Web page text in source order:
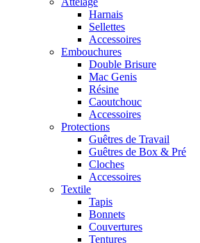
Harnais
Sellettes
Accessoires
Embouchures
Double Brisure
Mac Genis
Résine
Caoutchouc
Accessoires
Protections
Guêtres de Travail
Guêtres de Box & Pré
Cloches
Accessoires
Textile
Tapis
Bonnets
Couvertures
Tentures